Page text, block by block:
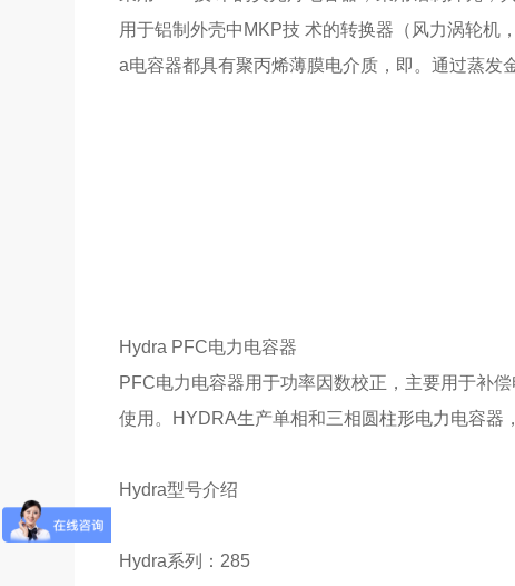
用于铝制外壳中MKP技 术的转换器（风力涡轮机
a电容器都具有聚丙烯薄膜电介质，即。通过蒸发
Hydra PFC电力电容器
PFC电力电容器用于功率因数校正，主要用于补
使用。HYDRA生产单相和三相圆柱形电力电容器
Hydra型号介绍
Hydra系列：285